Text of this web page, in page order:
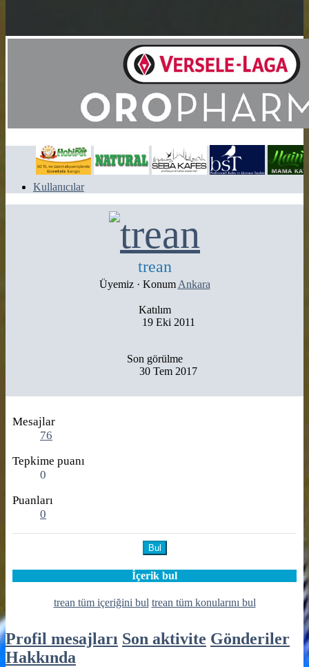
Kullanıcılar
trean
Üyemiz · Konum Ankara
Katılım
19 Eki 2011
Son görülme
30 Tem 2017
Mesajlar
76
Tepkime puanı
0
Puanları
0
Bul
İçerik bul
trean tüm içeriğini bul trean tüm konularını bul
Profil mesajları Son aktivite Gönderiler
Hakkında